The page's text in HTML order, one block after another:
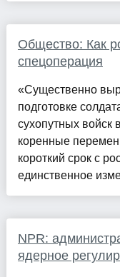
Общество: Как
спецоперация
«Существенно
подготовке
сухопутных
коренные
короткий срок с
единственное
NPR:
ядерное